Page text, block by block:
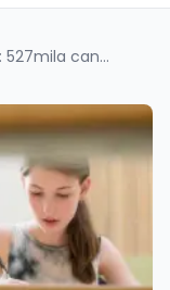
Maturità 2026: 527mila candidati e le nuove regole sui cellulari